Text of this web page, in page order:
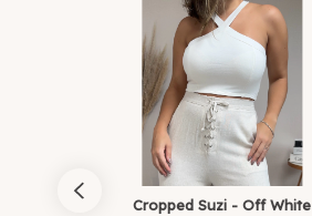
Cropped Suzi - Off White